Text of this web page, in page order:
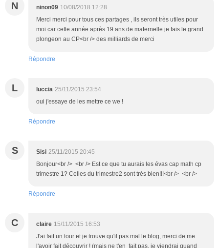
N ninon09 10/08/2018 12:28
Merci merci pour tous ces partages , ils seront très utiles pour
moi car cette année après 19 ans de maternelle je fais le grand
plongeon au CP<br /> des milliards de merci
Répondre
L luccia 25/11/2015 23:54
oui j'essaye de les mettre ce we !
Répondre
S Sisi 25/11/2015 20:45
Bonjour<br /> <br /> Est ce que tu aurais les évas cap math cp
trimestre 1? Celles du trimestre2 sont très bien!!!<br /> <br />
Répondre
C claire 15/11/2015 16:53
J'ai fait un tour et je trouve qu'il pas mal le blog, merci de me
l'avoir fait découvrir ! (mais ne t'en fait pas, je viendrai quand